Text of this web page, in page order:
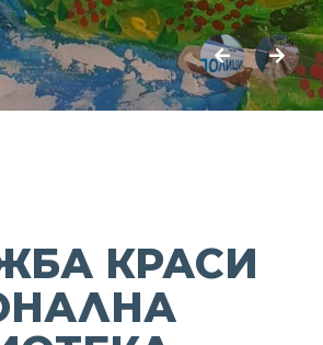
КРАСИ